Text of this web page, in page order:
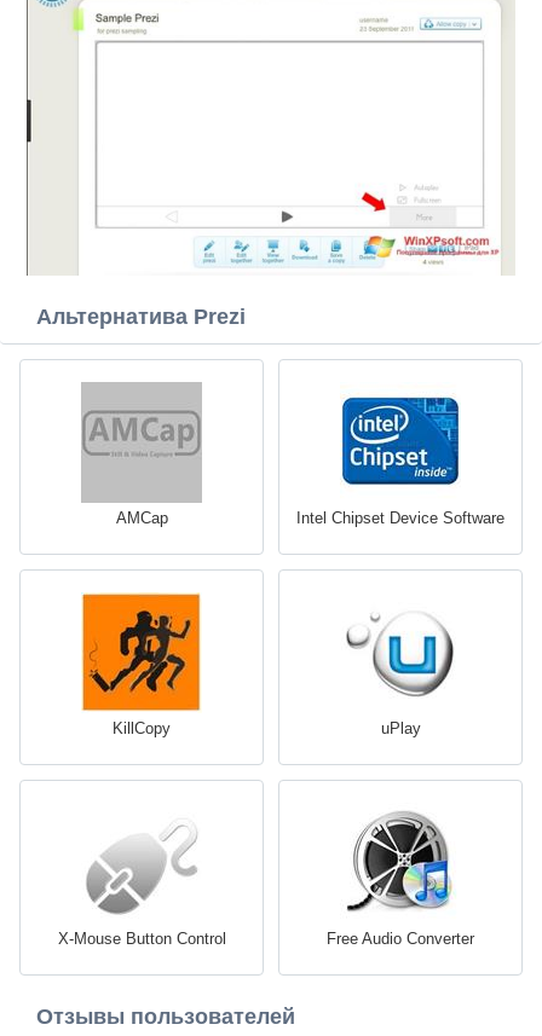
Альтернатива Prezi
AMCap Intel Chipset Device Software
KillCopy uPlay
X-Mouse Button Control Free Audio Converter
Отзывы пользователей